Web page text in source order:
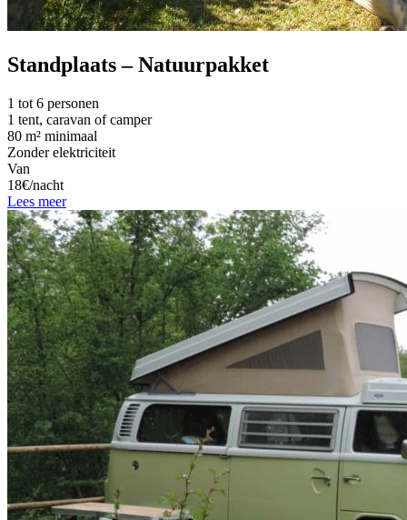
Standplaats – Natuurpakket
1 tot 6 personen
1 tent, caravan of camper
80 m² minimaal
Zonder elektriciteit
Van
18€/nacht
Lees meer